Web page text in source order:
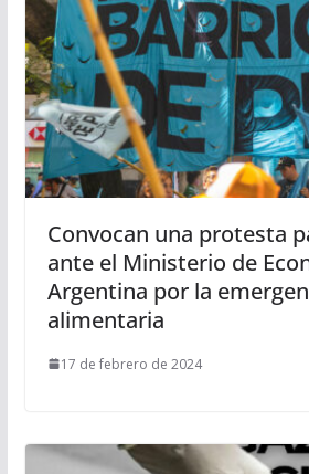
Convocan una protesta
ante el Ministerio de
Argentina por la
alimentaria
17 de febrero de 2024